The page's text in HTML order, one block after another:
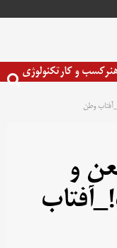
کسب و کارتکنولوژی
وطن
و